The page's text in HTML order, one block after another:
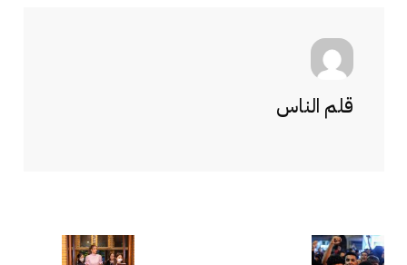
قلم الناس